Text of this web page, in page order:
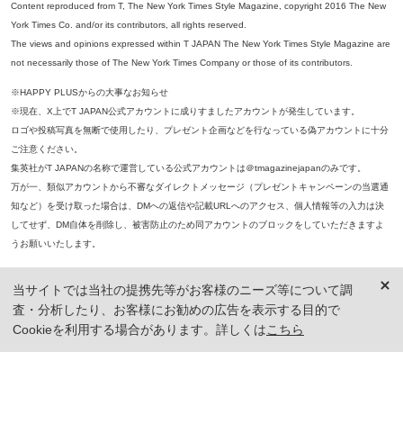
Content reproduced from T, The New York Times Style Magazine, copyright 2016 The New
York Times Co. and/or its contributors, all rights reserved.
The views and opinions expressed within T JAPAN The New York Times Style Magazine are
not necessarily those of The New York Times Company or those of its contributors.
※HAPPY PLUSからの大事なお知らせ
※現在、X上でT JAPAN公式アカウントに成りすましたアカウントが発生しています。
ロゴや投稿写真を無断で使用したり、プレゼント企画などを行なっている偽アカウントに十分
ご注意ください。
集英社がT JAPANの名称で運営している公式アカウントは＠tmagazinejapanのみです。
万が一、類似アカウントから不審なダイレクトメッセージ（プレゼントキャンペーンの当選通
知など）を受け取った場合は、DMへの返信や記載URLへのアクセス、個人情報等の入力は決
してせず、DM自体を削除し、被害防止のため同アカウントのブロックをしていただきますよ
うお願いいたします。
※ 掲載商品の価格は、特に記載がないかぎり、「税込価格」で表示しています。ただし、2021年3月18日以前に公開し
た記事については「本体価格（税抜）」での表示となり、 掲載価格には消費税が含まれておりませんのでご注意くだ
当サイトでは当社の提携先等がお客様のニーズ等について調
査・分析したり、お客様にお勧めの広告を表示する目的で
Cookieを利用する場合があります。詳しくはこちら